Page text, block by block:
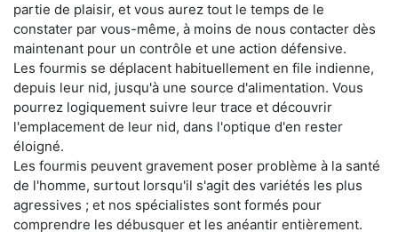
partie de plaisir, et vous aurez tout le temps de le
constater par vous-même, à moins de nous contacter dès
maintenant pour un contrôle et une action défensive.
Les fourmis se déplacent habituellement en file indienne,
depuis leur nid, jusqu'à une source d'alimentation. Vous
pourrez logiquement suivre leur trace et découvrir
l'emplacement de leur nid, dans l'optique d'en rester
éloigné.
Les fourmis peuvent gravement poser problème à la santé
de l'homme, surtout lorsqu'il s'agit des variétés les plus
agressives ; et nos spécialistes sont formés pour
comprendre les débusquer et les anéantir entièrement.